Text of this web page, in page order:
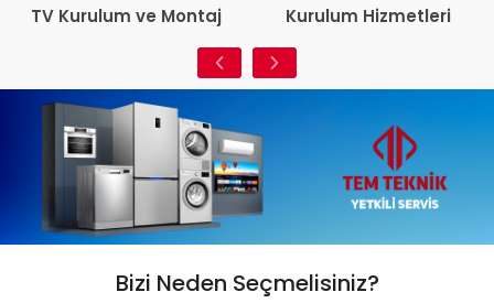
TV Kurulum ve Montaj Kurulum Hizmetleri
Bizi Neden Seçmelisiniz?